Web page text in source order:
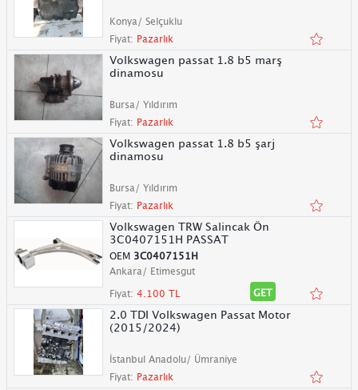
Konya/ Selçuklu
Fiyat: Pazarlık
Volkswagen passat 1.8 b5 marş
dinamosu
Bursa/ Yıldırım
Fiyat: Pazarlık
Volkswagen passat 1.8 b5 şarj
dinamosu
Bursa/ Yıldırım
Fiyat: Pazarlık
Volkswagen TRW Salincak Ön
3C0407151H PASSAT
OEM 3C0407151H
Ankara/ Etimesgut
Fiyat: 4.100 TL GET
2.0 TDI Volkswagen Passat Motor
(2015/2024)
İstanbul Anadolu/ Ümraniye
Fiyat: Pazarlık